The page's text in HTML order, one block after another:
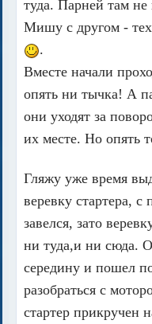
туда. Парней там
Мишу с другом -
.
Вместе начали
опять ни тычка! А
они уходят за
их месте. Но
Гляжу уже время
веревку стартера, с
завелся, зато
ни туда,и ни сюда.
середину и пошел
разобраться с
стартер прикручен